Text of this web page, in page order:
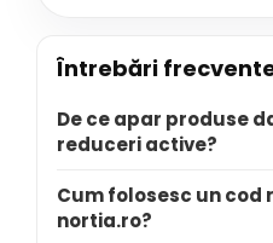
Întrebări
De ce apar produse
reduceri active?
Cum folosesc un cod
nortia.ro?